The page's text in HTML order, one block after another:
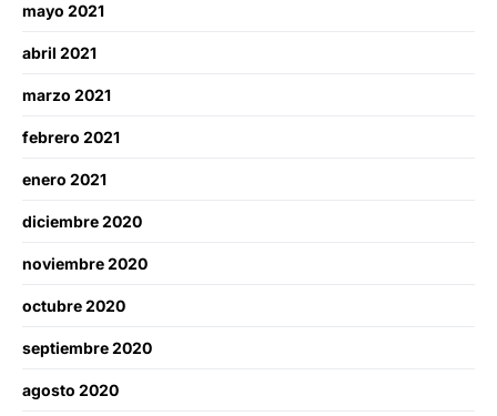
mayo 2021
abril 2021
marzo 2021
febrero 2021
enero 2021
diciembre 2020
noviembre 2020
octubre 2020
septiembre 2020
agosto 2020